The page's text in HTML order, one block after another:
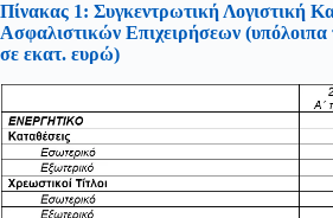
Πίνακας 1: Συγκεντρωτική Λογιστική
Ασφαλιστικών Επιχειρήσεων (υπόλοιπα
σε εκατ. ευρώ)